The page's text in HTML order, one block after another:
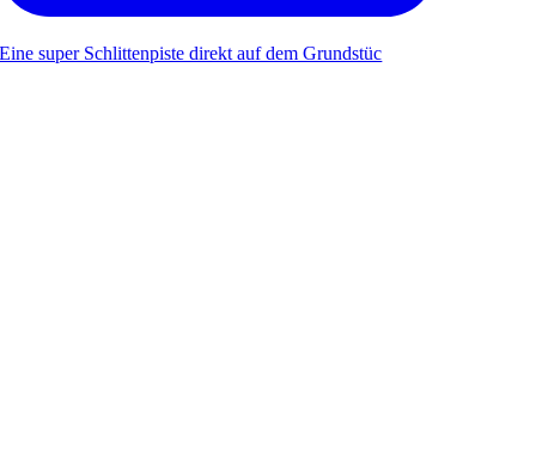
Eine super Schlittenpiste direkt auf dem Grundstüc